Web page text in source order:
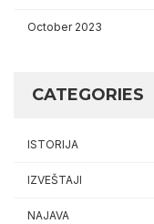
October 2023
CATEGORIES
ISTORIJA
IZVEŠTAJI
NAJAVA